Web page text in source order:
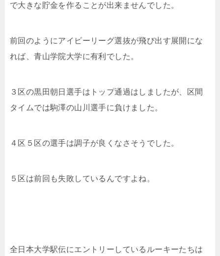
で大きな貯金を作ることが出来ませんでした。
前回のようにアイビーリーグ選抜が飛び出す展開にな
れば、青山学院大学に有利でした。
３区の黒田朝日選手はトップ通過はしましたが、区間
タイムでは駒澤の山川選手に負けました。
４区５区の選手は調子が良くなさそうでした。
５区は前回も失敗しているんですよね。
全日本大学駅伝にエントリーしているルーキーたちは